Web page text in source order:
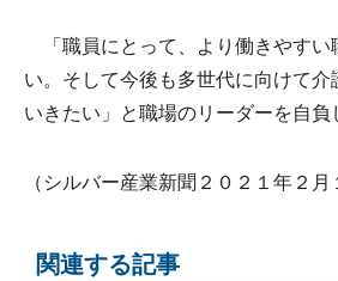
「職員にとって、より働きやすい
い。そして今後も多世代に向けて介
いきたい」と職場のリーダーを自負
（シルバー産業新聞２０２１年２月
関連する記事